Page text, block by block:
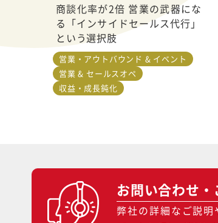
商談化率が2倍 営業の武器にな
る「インサイドセールス代行」
という選択肢
営業・アウトバウンド & イベント
営業 & セールスオペ
収益・成長鈍化
お問い合わせ・
弊社の詳細なご説